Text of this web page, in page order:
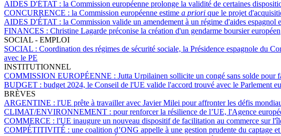
AIDES D'ÉTAT : la Commission européenne prolonge la validité de certaines
CONCURRENCE : la Commission européenne estime a priori que le projet
AIDES D'ÉTAT : la Commission valide un amendement à un régime d'aides espagnol
FINANCES : Christine Lagarde préconise la création d'un gendarme boursier européen
SOCIAL - EMPLOI
SOCIAL : Coordination des régimes de sécurité sociale, la Présidence espagnole du
avec le PE
INSTITUTIONNEL
COMMISSION EUROPÉENNE : Jutta Urpilainen sollicite un congé sans solde pour
BUDGET : budget 2024, le Conseil de l'UE valide l'accord trouvé avec le Parlement
BRÈVES
ARGENTINE : l'UE prête à travailler avec Javier Milei pour affronter les défis
CLIMAT/ENVIRONNEMENT : pour renforcer la résilience de l’UE, l'Agence
COMMERCE : l'UE inaugure un nouveau dispositif de facilitation au commerce sur
COMPÉTITIVITÉ : une coalition d’ONG appelle à une gestion prudente du captage